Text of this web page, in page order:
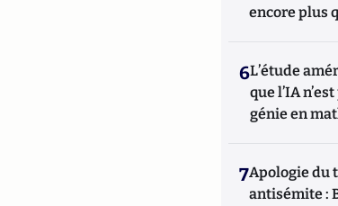
encore plus
6L’étude
que l’IA
génie en
7Apologie du
antisémite :